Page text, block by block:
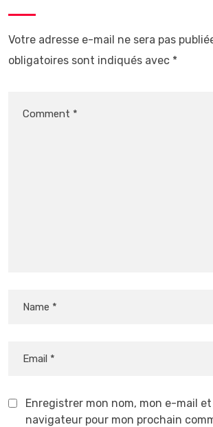
Votre adresse e-mail ne sera pas
obligatoires sont indiqués avec *
Enregistrer mon nom, mon e-mail
navigateur pour mon prochain